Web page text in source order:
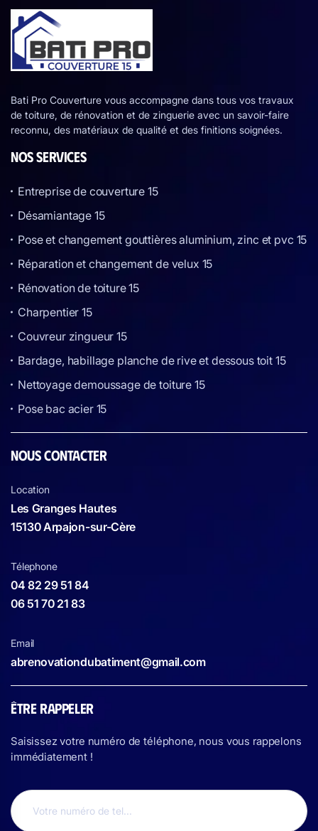
Bati Pro Couverture vous accompagne dans tous vos travaux
de toiture, de rénovation et de zinguerie avec un savoir-faire
reconnu, des matériaux de qualité et des finitions soignées.
NOS SERVICES
Entreprise de couverture 15
Désamiantage 15
Pose et changement gouttières aluminium, zinc et pvc 15
Réparation et changement de velux 15
Rénovation de toiture 15
Charpentier 15
Couvreur zingueur 15
Bardage, habillage planche de rive et dessous toit 15
Nettoyage demoussage de toiture 15
Pose bac acier 15
NOUS CONTACTER
Location
Les Granges Hautes
15130 Arpajon-sur-Cère
Télephone
04 82 29 51 84
06 51 70 21 83
Email
abrenovationdubatiment@gmail.com
ÊTRE RAPPELER
Saisissez votre numéro de téléphone, nous vous rappelons
immédiatement !